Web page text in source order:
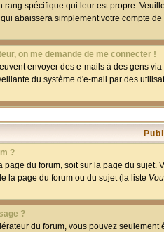
spécifique qui leur est propre.
abaissera simplement votre compte
on me demande de me connecter !
envoyer des e-mails à des gens
du système d'e-mail par des
?
du forum, soit sur la page du
la page du forum ou du sujet (la liste
?
du forum, vous pouvez